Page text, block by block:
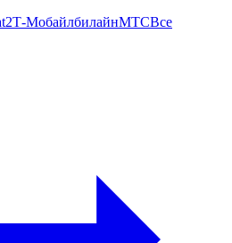
t2Т‑МобайлбилайнМТСВсе